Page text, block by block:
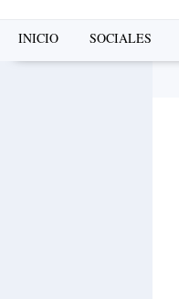
INICIO SOCIALES